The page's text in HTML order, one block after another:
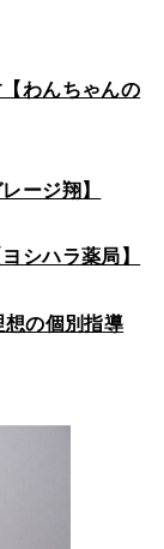
わんちゃんの
ージ翔】
シハラ薬局】
の個別指導